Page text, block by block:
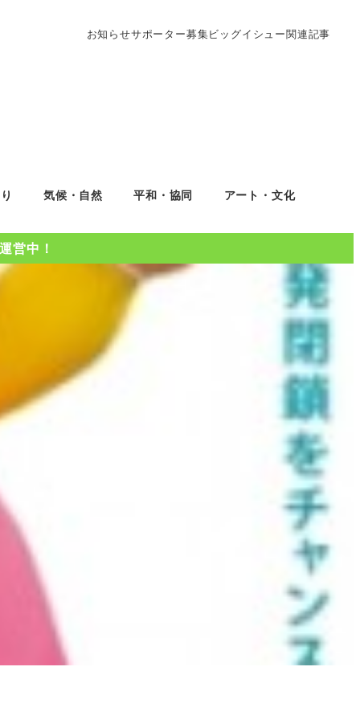
お知らせサポーター募集ビッグイシュー関連記事
気候・自然 平和・協同 アート・文化
営中！